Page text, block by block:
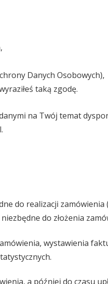
Danych Osobowych),
taką zgodę.
na Twój temat
do realizacji zamówienia
do złożenia
wystawienia
a później do czasu